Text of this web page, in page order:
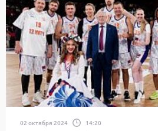
02 октября 2024 14:20